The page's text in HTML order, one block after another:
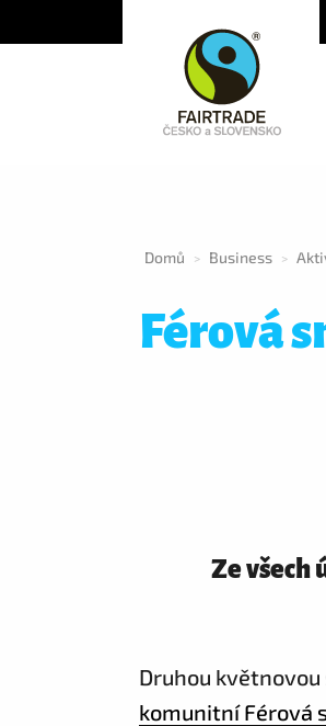
Domů > Business >
Férová
Ze všech
Druhou květnovou
komunitní Férová